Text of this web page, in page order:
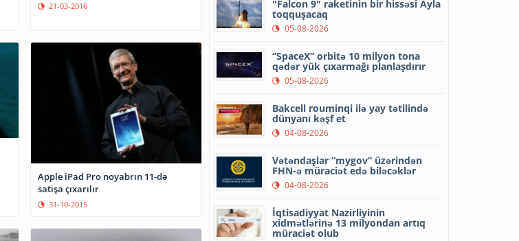
21-03-2016
Apple iPad Pro noyabrın 11-də
satışa çıxarılır
31-10-2015
"Falcon 9" raketinin bir hissəsi Ayla
toqquşacaq
05-08-2026
“SpaceX” orbitə 10 milyon tona
qədər yük çıxarmağı planlaşdırır
05-08-2026
Bakcell rouminqi ilə yay tətilində
dünyanı kəşf et
04-08-2026
Vətəndaşlar “mygov” üzərindən
FHN-ə müraciət edə biləcəklər
04-08-2026
İqtisadiyyat Nazirliyinin
xidmətlərinə 13 milyondan artıq
müraciət olub